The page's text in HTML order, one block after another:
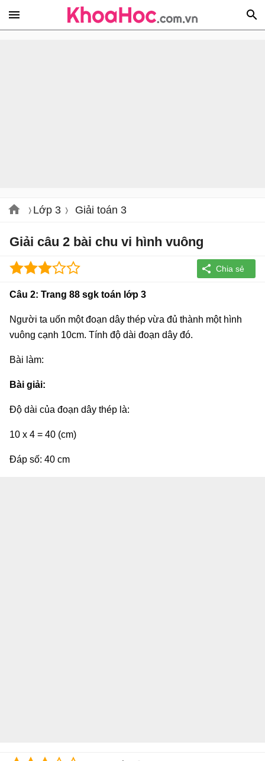
Lớp 3 Giải toán 3
Giải câu 2 bài chu vi hình vuông
Câu 2: Trang 88 sgk toán lớp 3
Người ta uốn một đoạn dây thép vừa đủ thành một hình
vuông cạnh 10cm. Tính độ dài đoạn dây đó.
Bài làm:
Bài giải:
Độ dài của đoạn dây thép là:
10 x 4 = 40 (cm)
Đáp số: 40 cm